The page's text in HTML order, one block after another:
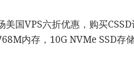
国VPS六折优惠，购买
内存，10G NVMe SSD存